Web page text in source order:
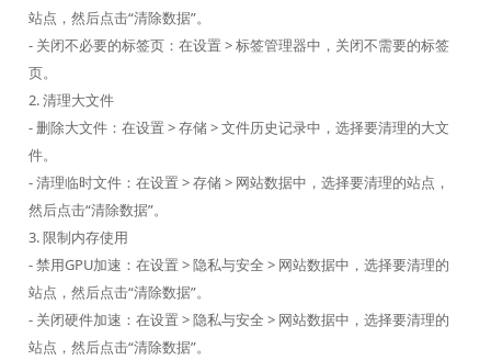
站点，然后点击“清除数据”。
- 关闭不必要的标签页：在设置 > 标签管理器中，关闭不需要的标签
页。
2. 清理大文件
- 删除大文件：在设置 > 存储 > 文件历史记录中，选择要清理的大文
件。
- 清理临时文件：在设置 > 存储 > 网站数据中，选择要清理的站点，
然后点击“清除数据”。
3. 限制内存使用
- 禁用GPU加速：在设置 > 隐私与安全 > 网站数据中，选择要清理的
站点，然后点击“清除数据”。
- 关闭硬件加速：在设置 > 隐私与安全 > 网站数据中，选择要清理的
站点，然后点击“清除数据”。